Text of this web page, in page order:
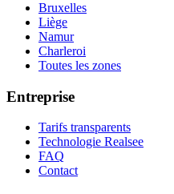
Bruxelles
Liège
Namur
Charleroi
Toutes les zones
Entreprise
Tarifs transparents
Technologie Realsee
FAQ
Contact